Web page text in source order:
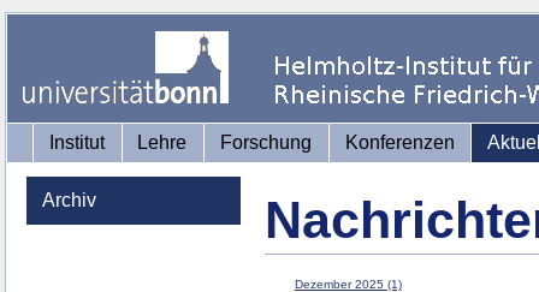
Institut Lehre Forschung Konferenzen
Archiv
Dezember 2025 (1)